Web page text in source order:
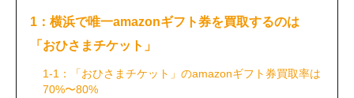
1：横浜で唯一amazonギフト券を買取するのは
「おひさまチケット」
1-1：「おひさまチケット」のamazonギフト券買取率は
70%〜80%